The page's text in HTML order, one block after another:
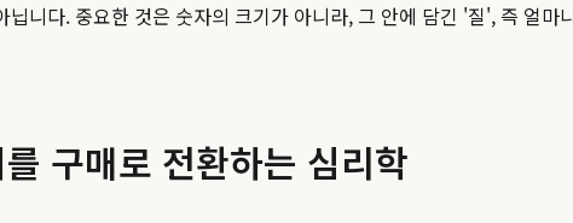
니다. 중요한 것은 숫자의 크기가 아니라, 그 안에 담긴 '질', 즉 얼
구매로 전환하는 심리학